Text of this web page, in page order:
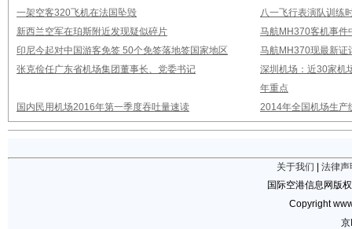
一架空客320飞机在法国坠毁
八一飞行表演队训练
新西兰空军在珀斯附近发现疑似碎片
马航MH370客机事件
印尼今起对中国游客免签 50个免签落地签国家地区
马航MH370现最新证
张克俭任广东省机场集团董事长、党委书记
深圳机场：近30家机
年重点
国内民用机场2016年第一季度吞吐量速读
2014年全国机场生产
关于我们
法律声
国际空港信息网版
Copyright